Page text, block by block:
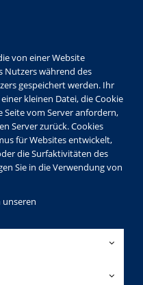
von einer Website
Nutzers während des
gespeichert werden. Ihr
kleinen Datei, die Cookie
Seite vom Server anfordern,
Server zurück. Cookies
für Websites entwickelt,
die Surfaktivitäten des
Sie in die Verwendung von
MENÜ